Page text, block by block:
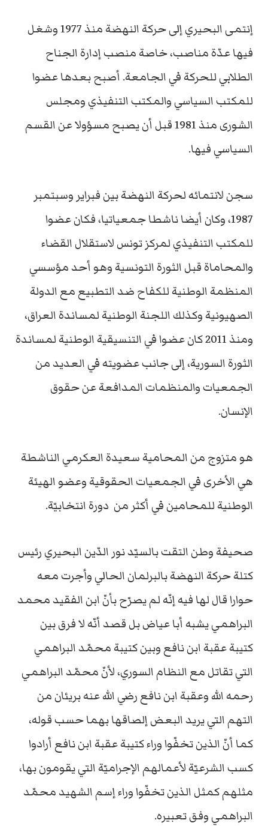
إنتمى البحيري إلى حركة النهضة منذ 1977 وشغل
فيها عدّة مناصب، خاصة منصب إدارة الجناح
الطلابي للحركة في الجامعة. أصبح بعدها عضوا
للمكتب السياسي والمكتب التنفيذي ومجلس
الشورى منذ 1981 قبل أن يصبح مسؤولا عن القسم
السياسي فيها.
سجن لانتمائه لحركة النهضة بين فبراير وسبتمبر
1987، وكان أيضا ناشطا جمعياتيا، فكان عضوا
للمكتب التنفيذي لمركز تونس لاستقلال القضاء
والمحاماة قبل الثورة التونسية وهو أحد مؤسسي
المنظمة الوطنية للكفاح ضد التطبيع مع الدولة
الصهيونية وكذلك اللجنة الوطنية لمساندة العراق،
ومنذ 2011 كان عضوا في التنسيقية الوطنية لمساندة
الثورة السورية، إلى جانب عضويته في العديد من
الجمعيات والمنظمات المدافعة عن حقوق
الإنسان.
هو متزوج من المحامية سعيدة العكرمي الناشطة
هي الأخرى في الجمعيات الحقوقية وعضو الهيئة
الوطنية للمحامين في أكثر من دورة انتخابيّة.
صحيفة وطن التقت بالسيّد نور الدّين البحيري رئيس
كتلة حركة النهضة بالبرلمان الحالي وأجرت معه
حوارا قال لها فيه إنّه لم يصرّح بأنّ ابن الفقيد محمد
البراهمي يشبه أبا عياض بل قصد أنّه لا فرق بين
كتيبة عقبة ابن نافع وبين كتيبة محمّد البراهمي
التي تقاتل مع النظام السوري، لأنّ محمّد البراهمي
رحمه الله وعقبة ابن نافع رضي الله عنه بريئان من
التهم التي يريد البعض إلصاقها بهما حسب قوله،
كما أنّ الذين تخفّوا وراء كتيبة عقبة ابن نافع أرادوا
كسب الشرعيّة لأعمالهم الإجراميّة التي يقومون بها،
مثلهم كمثل الذين تخفّوا وراء إسم الشهيد محمّد
البراهمي وفق تعبيره.